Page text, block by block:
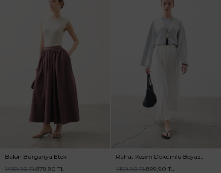
Balon Burganya Etek
1.959,90TL979,90 TL
Rahat Kesim Dökümlü Beyaz
Etek
1.199,90TL899,90 TL